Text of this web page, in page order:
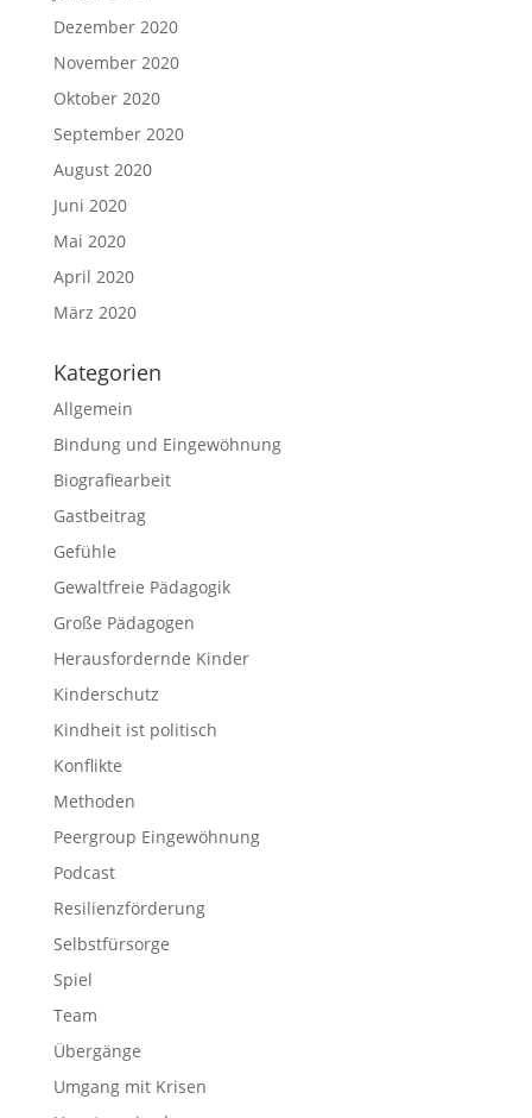
Dezember 2020
November 2020
Oktober 2020
September 2020
August 2020
Juni 2020
Mai 2020
April 2020
März 2020
Kategorien
Allgemein
Bindung und Eingewöhnung
Biografiearbeit
Gastbeitrag
Gefühle
Gewaltfreie Pädagogik
Große Pädagogen
Herausfordernde Kinder
Kinderschutz
Kindheit ist politisch
Konflikte
Methoden
Peergroup Eingewöhnung
Podcast
Resilienzförderung
Selbstfürsorge
Spiel
Team
Übergänge
Umgang mit Krisen